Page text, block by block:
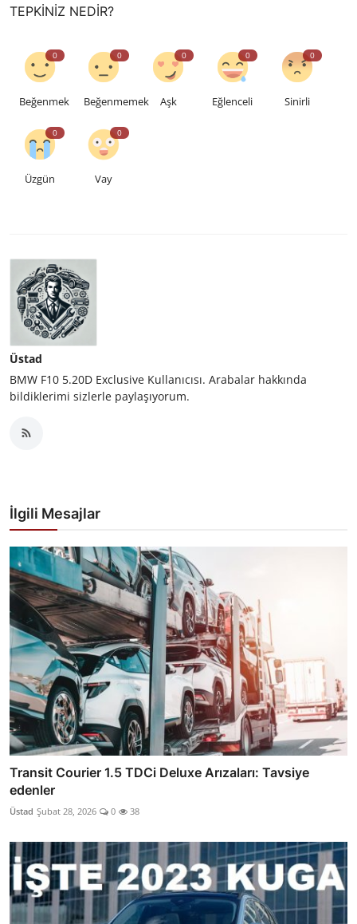
TEPKINIZ NEDIR?
0
Beğenmek
0
Beğenmemek
0
Aşk
0
Eğlenceli
0
Sinirli
0
Üzgün
0
Vay
Üstad
BMW F10 5.20D Exclusive Kullanıcısı. Arabalar hakkında
bildiklerimi sizlerle paylaşıyorum.
İlgili Mesajlar
Transit Courier 1.5 TDCi Deluxe Arızaları: Tavsiye
edenler
Üstad Şubat 28, 2026 0 38